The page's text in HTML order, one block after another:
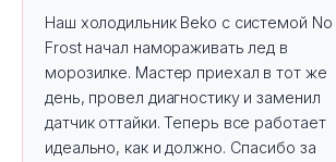
Наш холодильник Beko с системой No
Frost начал намораживать лед в
морозилке. Мастер приехал в тот же
день, провел диагностику и заменил
датчик оттайки. Теперь все работает
идеально, как и должно. Спасибо за